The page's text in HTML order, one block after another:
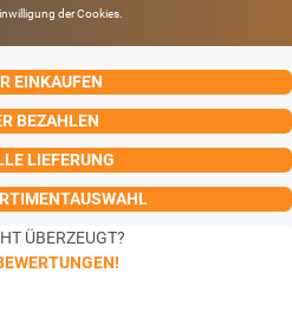
der Cookies.
EINKAUFEN
BEZAHLEN
LIEFERUNG
ÜBERZEUGT?